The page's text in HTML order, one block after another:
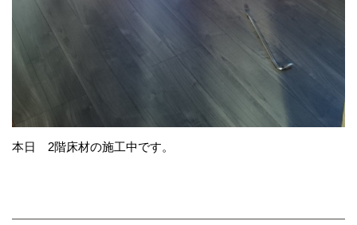
本日 2階床材の施工中です。